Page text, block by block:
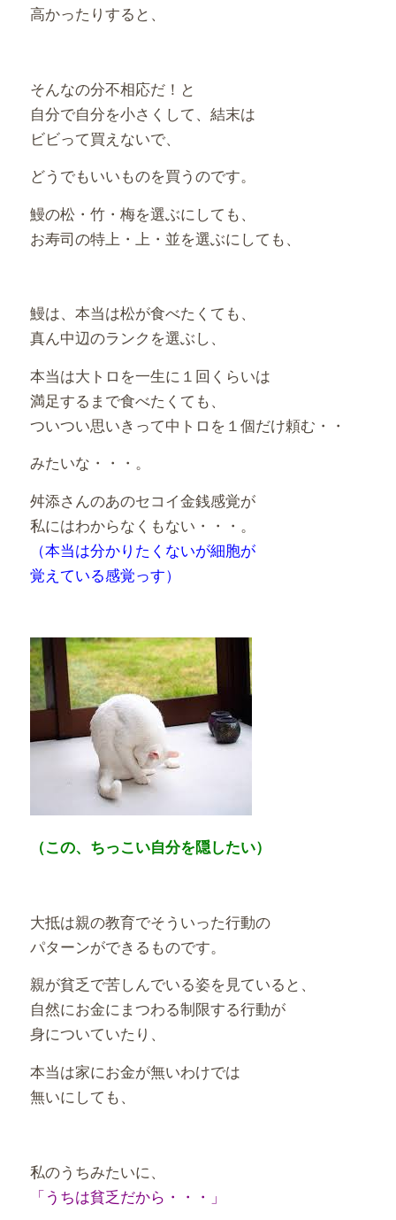
高かったりすると、
そんなの分不相応だ！と
自分で自分を小さくして、結末は
ビビって買えないで、
どうでもいいものを買うのです。
鰻の松・竹・梅を選ぶにしても、
お寿司の特上・上・並を選ぶにしても、
鰻は、本当は松が食べたくても、
真ん中辺のランクを選ぶし、
本当は大トロを一生に１回くらいは
満足するまで食べたくても、
ついつい思いきって中トロを１個だけ頼む・・
みたいな・・・。
舛添さんのあのセコイ金銭感覚が
私にはわからなくもない・・・。
（本当は分かりたくないが細胞が
覚えている感覚っす）
（この、ちっこい自分を隠したい）
大抵は親の教育でそういった行動の
パターンができるものです。
親が貧乏で苦しんでいる姿を見ていると、
自然にお金にまつわる制限する行動が
身についていたり、
本当は家にお金が無いわけでは
無いにしても、
私のうちみたいに、
「うちは貧乏だから・・・」